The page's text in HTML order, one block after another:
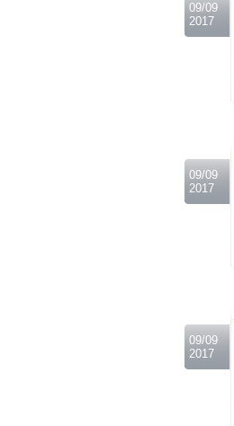
09/09
2017
09/09
2017
09/09
2017